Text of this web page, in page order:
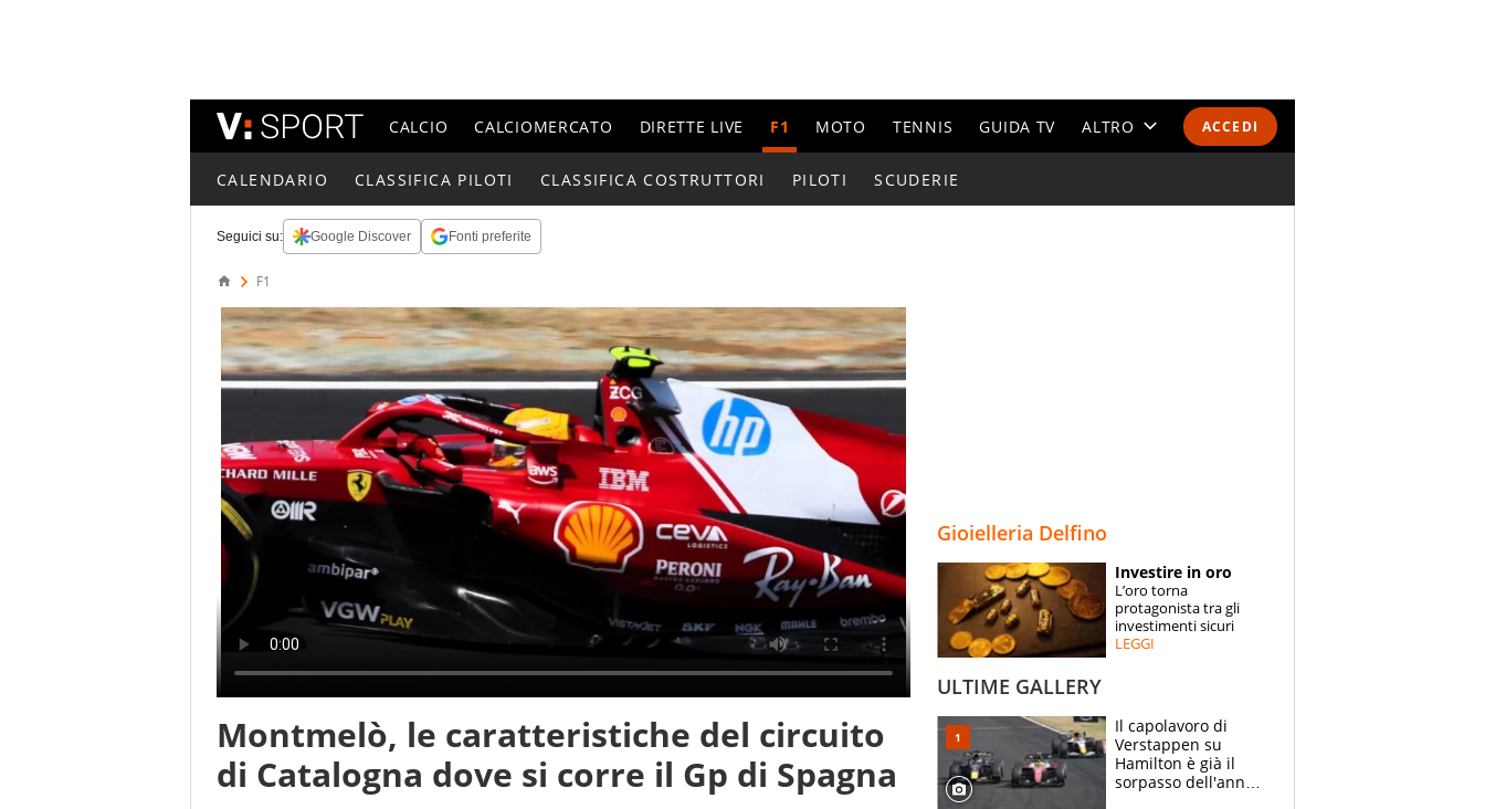
ACCEDI
CALCIO CALCIOMERCATO DIRETTE LIVE F1 MOTO TENNIS GUIDA TV ALTRO
ESPERTI
CONTATTI
CALENDARIO CLASSIFICA PILOTI CLASSIFICA COSTRUTTORI PILOTI SCUDERIE
Seguici su: Google Discover Fonti preferite
F1
Montmelò, le caratteristiche del circuito
di Catalogna dove si corre il Gp di Spagna
Gioielleria Delfino
Investire in oro
L’oro torna
protagonista tra gli
investimenti sicuri
LEGGI
ULTIME GALLERY
Il capolavoro di
Verstappen su
Hamilton è già il
sorpasso dell'anno: